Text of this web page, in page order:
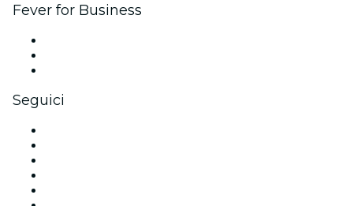
Fever for Business
Seguici